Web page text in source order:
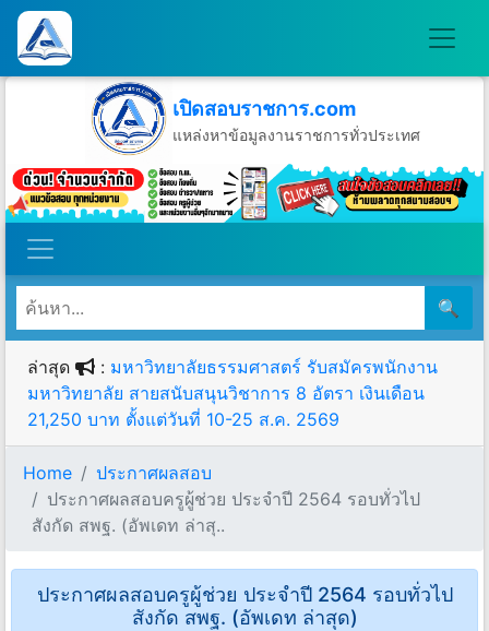
เปิดสอบราชการ.com
แหล่งหาข้อมูลงานราชการทั่วประเทศ
วันศุกร์ที่ 7 เดือนสิงหาคม พ.ศ.2569
🔍
ล่าสุด : มหาวิทยาลัยธรรมศาสตร์ รับสมัครพนักงาน
มหาวิทยาลัย สายสนับสนุนวิชาการ 8 อัตรา เงินเดือน
21,250 บาท ตั้งแต่วันที่ 10-25 ส.ค. 2569
Home
ประกาศผลสอบ
ประกาศผลสอบครูผู้ช่วย ประจำปี 2564 รอบทั่วไป
สังกัด สพฐ. (อัพเดท ล่าสุ..
ประกาศผลสอบครูผู้ช่วย ประจำปี 2564 รอบทั่วไป
สังกัด สพฐ. (อัพเดท ล่าสุด)